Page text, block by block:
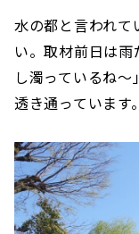
水の都と言われて
い。取材前日は
し濁っているね
透き通っています。